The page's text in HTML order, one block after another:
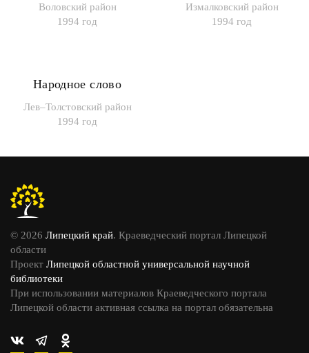
Воловский район
1994 год
Измалковский район
1994 год
Народное слово
Лев–Толстовский район
1994 год
© 2026 Липецкий край. Краеведческий портал Липецкой
области
Проект Липецкой областной универсальной научной
библиотеки
При использовании материалов Краеведческого портала
Липецкой области активная ссылка на портал обязательна